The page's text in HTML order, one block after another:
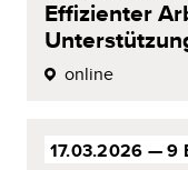
Effizienter
online
17.03.2026 —9